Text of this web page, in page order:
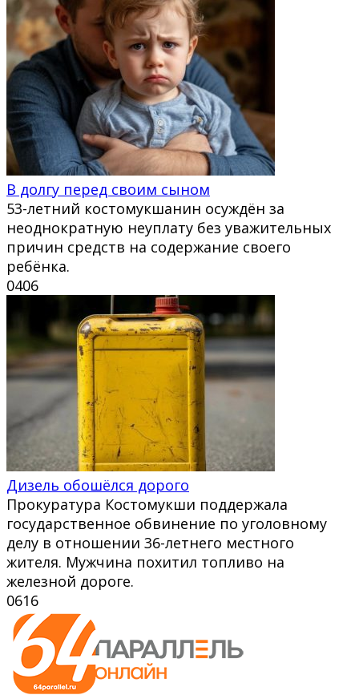
В долгу перед своим сыном
53-летний костомукшанин осуждён за
неоднократную неуплату без уважительных
причин средств на содержание своего
ребёнка.
0406
Дизель обошёлся дорого
Прокуратура Костомукши поддержала
государственное обвинение по уголовному
делу в отношении 36-летнего местного
жителя. Мужчина похитил топливо на
железной дороге.
0616